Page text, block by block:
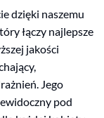
dzięki naszemu
łączy najlepsze
jakości
Jego
pod